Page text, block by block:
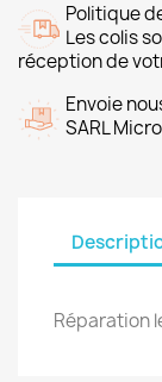
Politique
Les colis
réception de
Envoie
SARL
Réparation